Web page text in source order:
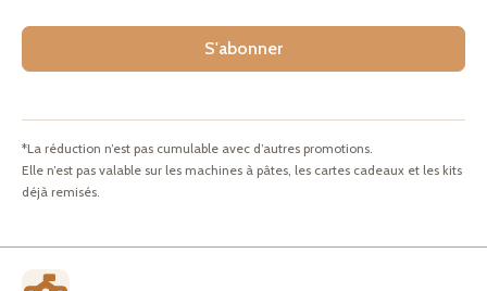
S'abonner
*La réduction n’est pas cumulable avec d’autres promotions.
Elle n’est pas valable sur les machines à pâtes, les cartes cadeaux et les kits
déjà remisés.